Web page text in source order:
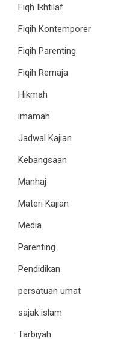
Fiqh Ikhtilaf
Fiqih Kontemporer
Fiqih Parenting
Fiqih Remaja
Hikmah
imamah
Jadwal Kajian
Kebangsaan
Manhaj
Materi Kajian
Media
Parenting
Pendidikan
persatuan umat
sajak islam
Tarbiyah